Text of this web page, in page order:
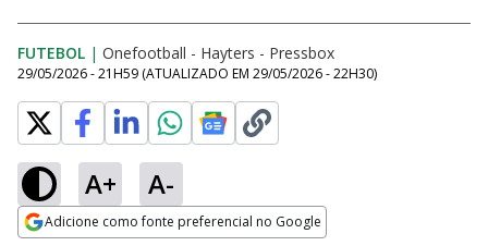
FUTEBOL | Onefootball - Hayters - Pressbox
29/05/2026 - 21H59 (ATUALIZADO EM 29/05/2026 - 22H30)
A+ A-
Adicione como fonte preferencial no Google